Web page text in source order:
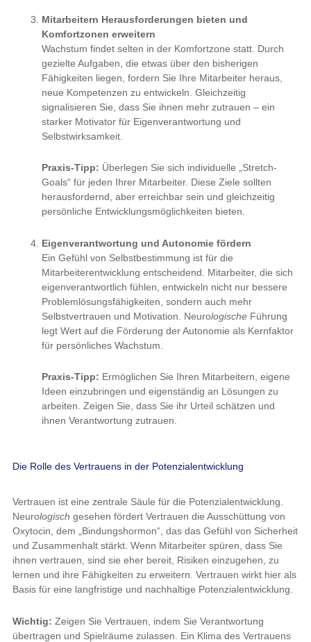
Mitarbeitern Herausforderungen bieten und
Komfortzonen erweitern
Wachstum findet selten in der Komfortzone statt. Durch
gezielte Aufgaben, die etwas über den bisherigen
Fähigkeiten liegen, fordern Sie Ihre Mitarbeiter heraus,
neue Kompetenzen zu entwickeln. Gleichzeitig
signalisieren Sie, dass Sie ihnen mehr zutrauen – ein
starker Motivator für Eigenverantwortung und
Selbstwirksamkeit.
Praxis-Tipp: Überlegen Sie sich individuelle „Stretch-
Goals“ für jeden Ihrer Mitarbeiter. Diese Ziele sollten
herausfordernd, aber erreichbar sein und gleichzeitig
persönliche Entwicklungsmöglichkeiten bieten.
Eigenverantwortung und Autonomie fördern
Ein Gefühl von Selbstbestimmung ist für die
Mitarbeiterentwicklung entscheidend. Mitarbeiter, die sich
eigenverantwortlich fühlen, entwickeln nicht nur bessere
Problemlösungsfähigkeiten, sondern auch mehr
Selbstvertrauen und Motivation. NeurologischeFührung
legt Wert auf die Förderung der Autonomie als Kernfaktor
für persönliches Wachstum.
Praxis-Tipp: Ermöglichen Sie Ihren Mitarbeitern, eigene
Ideen einzubringen und eigenständig an Lösungen zu
arbeiten. Zeigen Sie, dass Sie ihr Urteil schätzen und
ihnen Verantwortung zutrauen.
Die Rolle des Vertrauens in der Potenzialentwicklung
Vertrauen ist eine zentrale Säule für die Potenzialentwicklung.
Neurologisch gesehen fördert Vertrauen die Ausschüttung von
Oxytocin, dem „Bindungshormon“, das das Gefühl von Sicherheit
und Zusammenhalt stärkt. Wenn Mitarbeiter spüren, dass Sie
ihnen vertrauen, sind sie eher bereit, Risiken einzugehen, zu
lernen und ihre Fähigkeiten zu erweitern. Vertrauen wirkt hier als
Basis für eine langfristige und nachhaltige Potenzialentwicklung.
Wichtig: Zeigen Sie Vertrauen, indem Sie Verantwortung
übertragen und Spielräume zulassen. Ein Klima des Vertrauens